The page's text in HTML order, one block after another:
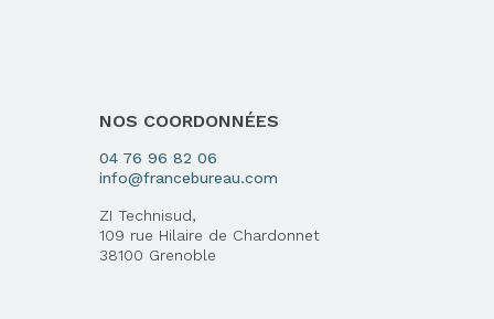
NOS COORDONNÉES
04 76 96 82 06
info@francebureau.com
ZI Technisud,
109 rue Hilaire de Chardonnet
38100 Grenoble